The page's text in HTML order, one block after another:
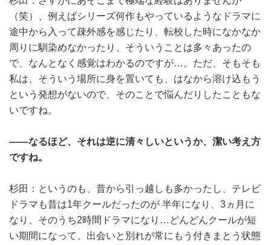
（笑）、例えばシリーズ何作もやっているようなドラマに
途中から入って疎外感を感じたり、転校した時になかなか
周りに馴染めなかったり、そういうことは多々あったの
で、なんとなく感覚はわかるのですが…。ただ、そもそも
私は、そういう場所に身を置いても、はなから溶け込もう
という発想がないので、そのことで悩んだりしたこともな
いですね。
――なるほど、それは逆に清々しいというか、潔い考え方
ですね。
杉田：というのも、昔から引っ越しも多かったし、テレビ
ドラマも昔は1年クールだったのが 半年になり、3ヵ月に
なり、そのうち2時間ドラマになり…どんどんクールが短
い期間になって、出会いと別れが常にもう付きまとう状態